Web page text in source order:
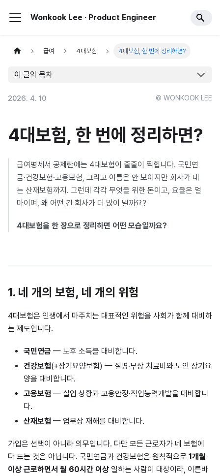
Wonkook Lee · Product Engineer
급여 4대보험 4대보험, 한 번에 정리하면?
이 글의 목차
2026. 4. 10 © WONKOOK LEE
4대보험, 한 번에 정리하면?
급여명세서 공제란에는 4대보험이 줄줄이 찍힙니다. 국민연
금·건강보험·고용보험, 그리고 이름은 안 보이지만 회사가 내
는 산재보험까지. 그런데 각각 무엇을 위한 돈이고, 요율은 얼
마이며, 왜 어떤 건 회사가 더 많이 낼까요?
4대보험을 한 장으로 정리하면 어떤 모습일까요?
1. 네 개의 보험, 네 개의 위험
4대보험은 인생에서 마주치는 대표적인 위험을 사회가 함께 대비하
는 제도입니다.
국민연금 — 노후 소득을 대비합니다.
건강보험(+장기요양보험) — 질병·부상 치료비와 노인 장기요
양을 대비합니다.
고용보험 — 실업 상황과 고용안정·직업능력개발을 대비합니
다.
산재보험 — 업무상 재해를 대비합니다.
가입은 선택이 아니라 의무입니다. 다만 모든 근로자가 네 보험에
다 드는 것은 아닙니다. 국민연금과 건강보험은 원칙적으로 1개월
이상 근로하면서 월 60시간 이상 일하는 사람이 대상이라, 이른바